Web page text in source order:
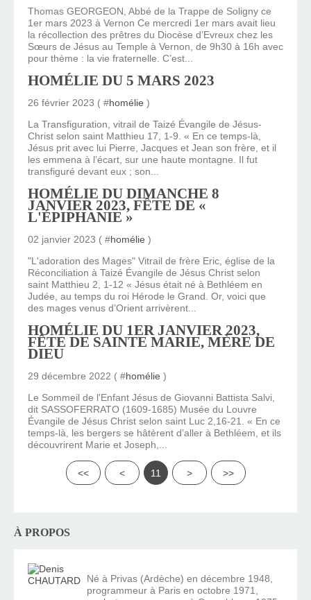
Thomas GEORGEON, Abbé de la Trappe de Soligny ce
1er mars 2023 à Vernon Ce mercredi 1er mars avait lieu
la récollection des prêtres du Diocèse d’Evreux chez les
Sœurs de Jésus au Temple à Vernon, de 9h30 à 16h avec
pour thème : la vie fraternelle. C’est...
HOMÉLIE DU 5 MARS 2023
26 février 2023 ( #homélie )
La Transfiguration, vitrail de Taizé Évangile de Jésus-
Christ selon saint Matthieu 17, 1-9. « En ce temps-là,
Jésus prit avec lui Pierre, Jacques et Jean son frère, et il
les emmena à l’écart, sur une haute montagne. Il fut
transfiguré devant eux ; son...
HOMÉLIE DU DIMANCHE 8
JANVIER 2023, FÊTE DE «
L'ÉPIPHANIE »
02 janvier 2023 ( #homélie )
"L'adoration des Mages" Vitrail de frère Eric, église de la
Réconciliation à Taizé Évangile de Jésus Christ selon
saint Matthieu 2, 1-12 « Jésus était né à Bethléem en
Judée, au temps du roi Hérode le Grand. Or, voici que
des mages venus d’Orient arrivèrent...
HOMÉLIE DU 1ER JANVIER 2023,
FÊTE DE SAINTE MARIE, MÈRE DE
DIEU
29 décembre 2022 ( #homélie )
Le Sommeil de l'Enfant Jésus de Giovanni Battista Salvi,
dit SASSOFERRATO (1609-1685) Musée du Louvre
Évangile de Jésus Christ selon saint Luc 2,16-21. « En ce
temps-là, les bergers se hâtèrent d’aller à Bethléem, et ils
découvrirent Marie et Joseph,...
<< < 11 > >>
À PROPOS
Né à Privas (Ardèche) en décembre 1948,
programmeur à Paris en octobre 1971,